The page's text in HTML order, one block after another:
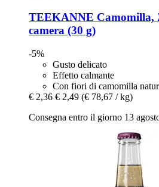
TEEKANNE Camomilla,
camera (30 g)
-5%
Gusto delicato
Effetto calmante
Con fiori di camomilla
€ 2,36 € 2,49 (€ 78,67 / kg)
Consegna entro il giorno 13